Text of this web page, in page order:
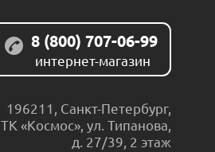
8 (800) 707-06-99
интернет-магазин
196211 Санкт-Петербург,
ТК «Космос», ул. Типанова,
д. 27/39, 2 этаж